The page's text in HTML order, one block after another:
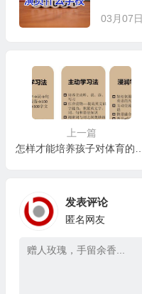
03月07日
上一篇
发表评论
匿名网友